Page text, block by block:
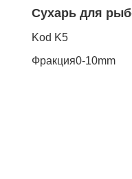
Сухарь для
Kod K5
Фракция0-10mm